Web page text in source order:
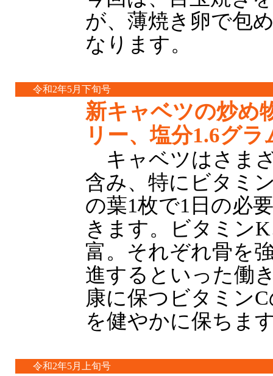
が、薄焼き卵で包
なります。
令和2年5月下旬号
新キャベツの炒め
リー、塩分1.6グラ
キャベツはさま
含み、特にビタミ
の葉1枚で1日の必
きます。ビタミン
富。それぞれ骨を
進するといった働
康に保つビタミン
を健やかに保ちま
令和2年5月上旬号